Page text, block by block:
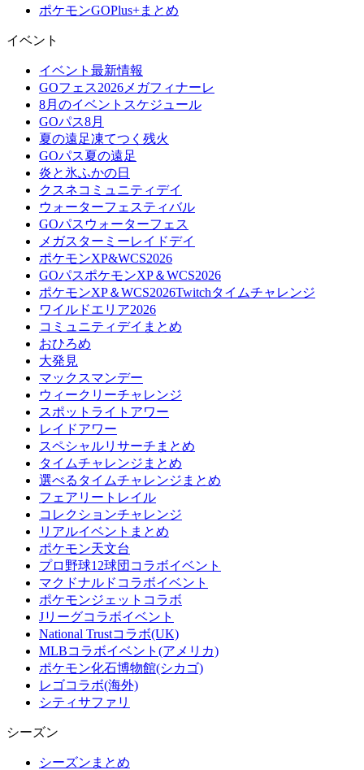
ポケモンGOPlus+まとめ
イベント
イベント最新情報
GOフェス2026メガフィナーレ
8月のイベントスケジュール
GOパス8月
夏の遠足凍てつく残火
GOパス夏の遠足
炎と氷ふかの日
クスネコミュニティデイ
ウォーターフェスティバル
GOパスウォーターフェス
メガスターミーレイドデイ
ポケモンXP&WCS2026
GOパスポケモンXP＆WCS2026
ポケモンXP＆WCS2026Twitchタイムチャレンジ
ワイルドエリア2026
コミュニティデイまとめ
おひろめ
大発見
マックスマンデー
ウィークリーチャレンジ
スポットライトアワー
レイドアワー
スペシャルリサーチまとめ
タイムチャレンジまとめ
選べるタイムチャレンジまとめ
フェアリートレイル
コレクションチャレンジ
リアルイベントまとめ
ポケモン天文台
プロ野球12球団コラボイベント
マクドナルドコラボイベント
ポケモンジェットコラボ
Jリーグコラボイベント
National Trustコラボ(UK)
MLBコラボイベント(アメリカ)
ポケモン化石博物館(シカゴ)
レゴコラボ(海外)
シティサファリ
シーズン
シーズンまとめ